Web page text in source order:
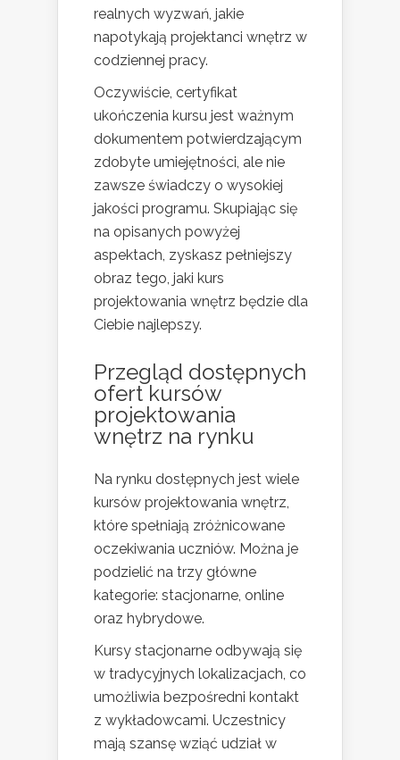
realnych wyzwań, jakie
napotykają projektanci wnętrz w
codziennej pracy.
Oczywiście, certyfikat
ukończenia kursu jest ważnym
dokumentem potwierdzającym
zdobyte umiejętności, ale nie
zawsze świadczy o wysokiej
jakości programu. Skupiając się
na opisanych powyżej
aspektach, zyskasz pełniejszy
obraz tego, jaki kurs
projektowania wnętrz będzie dla
Ciebie najlepszy.
Przegląd dostępnych
ofert kursów
projektowania
wnętrz na rynku
Na rynku dostępnych jest wiele
kursów projektowania wnętrz,
które spełniają zróżnicowane
oczekiwania uczniów. Można je
podzielić na trzy główne
kategorie: stacjonarne, online
oraz hybrydowe.
Kursy stacjonarne odbywają się
w tradycyjnych lokalizacjach, co
umożliwia bezpośredni kontakt
z wykładowcami. Uczestnicy
mają szansę wziąć udział w